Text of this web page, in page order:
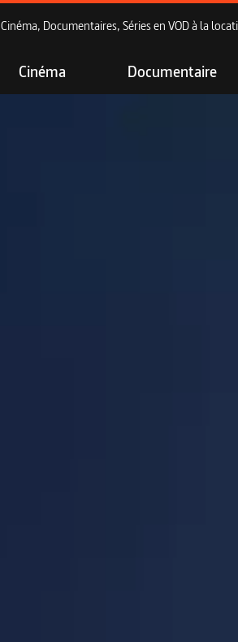
Cinéma, Documentaires, Séries en VOD à la
Cinéma Documentaire